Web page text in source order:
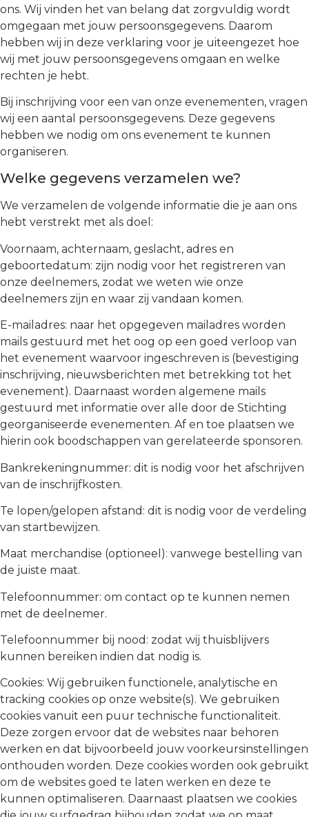
ons. Wij vinden het van belang dat zorgvuldig wordt
omgegaan met jouw persoonsgegevens. Daarom
hebben wij in deze verklaring voor je uiteengezet hoe
wij met jouw persoonsgegevens omgaan en welke
rechten je hebt.
Bij inschrijving voor een van onze evenementen, vragen
wij een aantal persoonsgegevens. Deze gegevens
hebben we nodig om ons evenement te kunnen
organiseren.
Welke gegevens verzamelen we?
We verzamelen de volgende informatie die je aan ons
hebt verstrekt met als doel:
Voornaam, achternaam, geslacht, adres en
geboortedatum: zijn nodig voor het registreren van
onze deelnemers, zodat we weten wie onze
deelnemers zijn en waar zij vandaan komen.
E-mailadres: naar het opgegeven mailadres worden
mails gestuurd met het oog op een goed verloop van
het evenement waarvoor ingeschreven is (bevestiging
inschrijving, nieuwsberichten met betrekking tot het
evenement). Daarnaast worden algemene mails
gestuurd met informatie over alle door de Stichting
georganiseerde evenementen. Af en toe plaatsen we
hierin ook boodschappen van gerelateerde sponsoren.
Bankrekeningnummer: dit is nodig voor het afschrijven
van de inschrijfkosten.
Te lopen/gelopen afstand: dit is nodig voor de verdeling
van startbewijzen.
Maat merchandise (optioneel): vanwege bestelling van
de juiste maat.
Telefoonnummer: om contact op te kunnen nemen
met de deelnemer.
Telefoonnummer bij nood: zodat wij thuisblijvers
kunnen bereiken indien dat nodig is.
Cookies: Wij gebruiken functionele, analytische en
tracking cookies op onze website(s). We gebruiken
cookies vanuit een puur technische functionaliteit.
Deze zorgen ervoor dat de websites naar behoren
werken en dat bijvoorbeeld jouw voorkeursinstellingen
onthouden worden. Deze cookies worden ook gebruikt
om de websites goed te laten werken en deze te
kunnen optimaliseren. Daarnaast plaatsen we cookies